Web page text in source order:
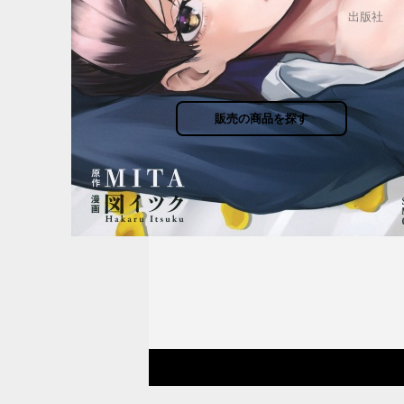
販売の商品を探す
出版社